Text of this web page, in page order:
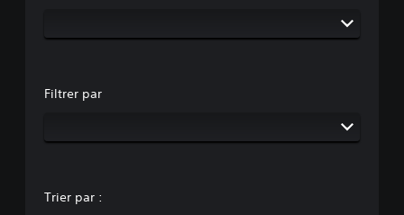
Filtrer par
Trier par :